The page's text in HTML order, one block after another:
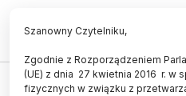
ŚWIAT
Szanowny Czytelniku,
Zgodnie z Rozporządzeniem
(UE) z dnia 27 kwietnia 2016 r. w
fizycznych w związku z